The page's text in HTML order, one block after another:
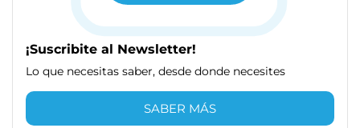
¡Suscribite al Newsletter!
Lo que necesitas saber, desde donde necesites
SABER MÁS